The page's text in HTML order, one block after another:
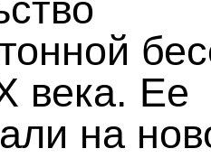
века. Ее
на